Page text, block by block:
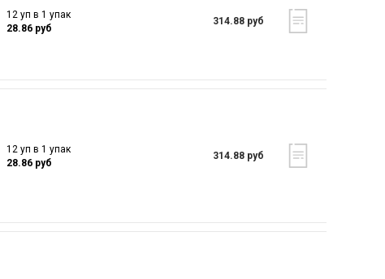
12 уп в 1 упак
28.86 руб
314.88 руб
12 уп в 1 упак
28.86 руб
314.88 руб